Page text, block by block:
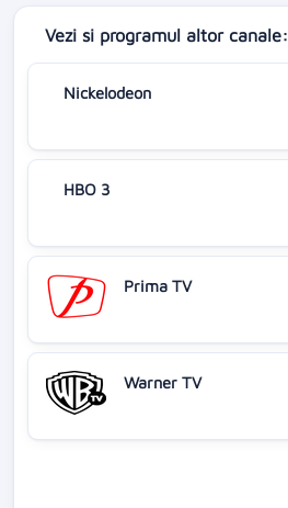
Vezi si programul altor canale:
Nickelodeon
HBO 3
Prima TV
Warner TV